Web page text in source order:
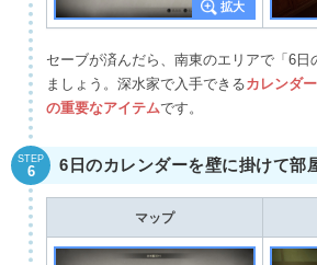
セーブが済んだら、南東のエリアで「6日
ましょう。深水家で入手できるカレンダ
の重要なアイテムです。
STEP
6 6日のカレンダーを壁に掛けて部
マップ